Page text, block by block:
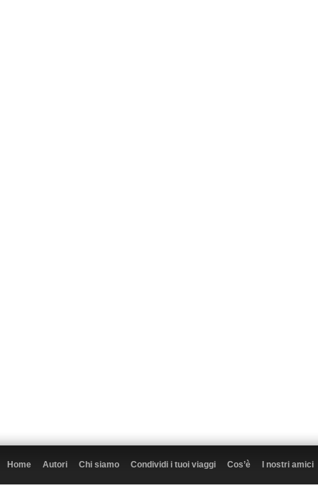
Home Autori Chi siamo Condividi i tuoi viaggi Cos’è I nostri amici